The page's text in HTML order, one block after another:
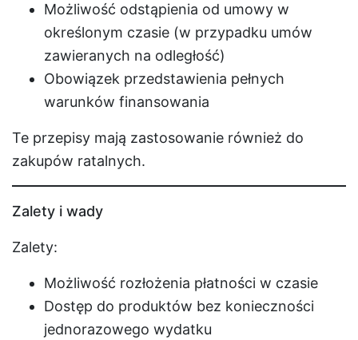
Możliwość odstąpienia od umowy w
określonym czasie (w przypadku umów
zawieranych na odległość)
Obowiązek przedstawienia pełnych
warunków finansowania
Te przepisy mają zastosowanie również do
zakupów ratalnych.
Zalety i wady
Zalety:
Możliwość rozłożenia płatności w czasie
Dostęp do produktów bez konieczności
jednorazowego wydatku